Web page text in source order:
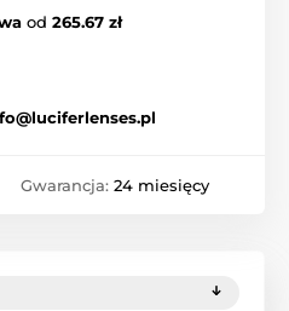
od 265.67 zł
Gwarancja: 24 miesięcy